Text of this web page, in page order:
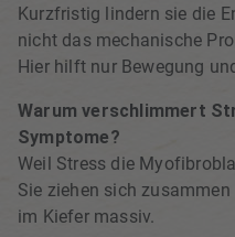
Kurzfristig lindern sie die
nicht das mechanische
Hier hilft nur Bewegung
Warum verschlimmert
Symptome?
Weil Stress die
Sie ziehen sich
im Kiefer massiv.